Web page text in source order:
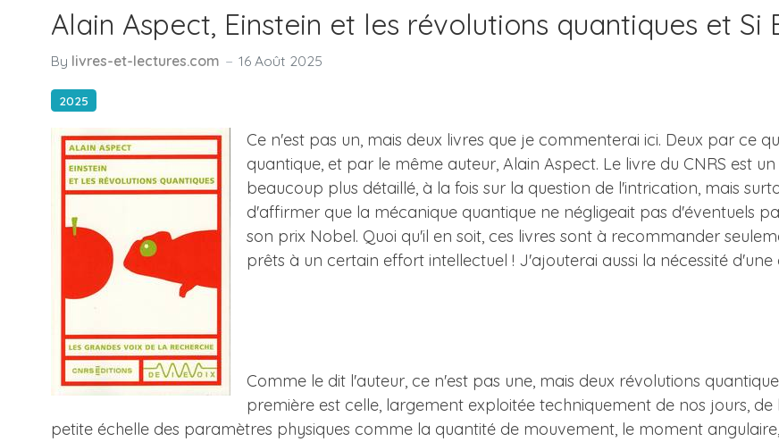
Alain Aspect, Einstein et les révolutions quantiques et Si
By livres-et-lectures.com 16 Août 2025
2025
Ce n'est pas un, mais deux livres que je commenterai ici. Deux par ce
quantique, et par le même auteur, Alain Aspect. Le livre du CNRS est
beaucoup plus détaillé, à la fois sur la question de l'intrication, mais
d'affirmer que la mécanique quantique ne négligeait pas d'éventuels
son prix Nobel. Quoi qu'il en soit, ces livres sont à recommander
prêts à un certain effort intellectuel ! J'ajouterai aussi la nécessité
Comme le dit l'auteur, ce n'est pas une, mais deux révolutions
première est celle, largement exploitée techniquement de nos jours,
petite échelle des paramètres physiques comme la quantité de mouvement, le moment